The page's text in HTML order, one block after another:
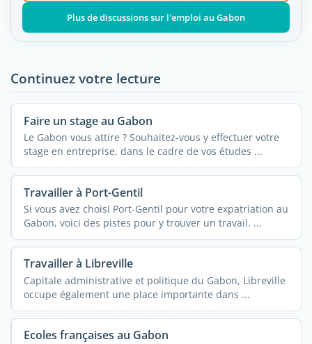
Plus de discussions sur l'emploi au Gabon
Continuez votre lecture
Faire un stage au Gabon
Le Gabon vous attire ? Souhaitez-vous y effectuer votre
stage en entreprise, dans le cadre de vos études ...
Travailler à Port-Gentil
Si vous avez choisi Port-Gentil pour votre expatriation au
Gabon, voici des pistes pour y trouver un travail. ...
Travailler à Libreville
Capitale administrative et politique du Gabon, Libreville
occupe également une place importante dans ...
Ecoles françaises au Gabon